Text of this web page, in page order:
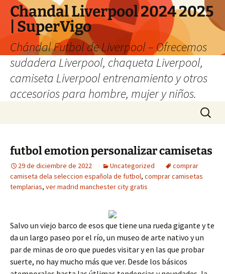
Chandal Liverpool 2024 2025
| SuperVigo
Chándal Futbol de Liverpool – Ofrecemos
sudadera Liverpool, chaqueta Liverpool,
camiseta Liverpool entrenamiento y otros
accesorios para hombre, mujer y niños.
Buscar:
futbol emotion personalizar camisetas
29 de diciembre de 2022 Uncategorized
comprar
camiseta dela seleccion española de futbol, comprar camisetas
templarias, ver madrid manchester city gratis
Salvo un viejo barco de esos que tiene una rueda gigante y te
da un largo paseo por el río, un museo de arte nativo y un
par de minas de oro que puedes visitar y en las que probar
suerte, no hay mucho más que ver. Desde los básicos